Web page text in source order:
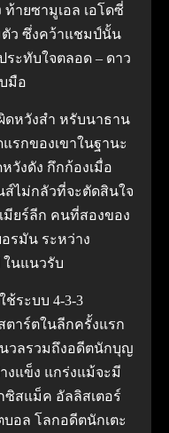
ายซามูเอล เอโดซี่
ตัว ซึ่งคว้าแชมป์นั้น
ะทับใจตลอด – ดาว
มือ
ดหวังสํา หรับนาธาน
รกของเขาในฐานะ
วังดัง กึกก้องเมื่อ
ไม่กลัวที่จะตัดสินใจ
มียร์ลีก คนที่สองของ
อรมัน ระหว่าง
ในแนวรับ
ช้ระบบ 4-3-3
ตาร์ตในลีกครั้งแรก
วลรวมถึงอดีตนักบุญ
งแข็ง แกร่งแม้จะมี
ซิสแม็ค อัลลิสเตอร์
อล โลกอดีตนักเตะ